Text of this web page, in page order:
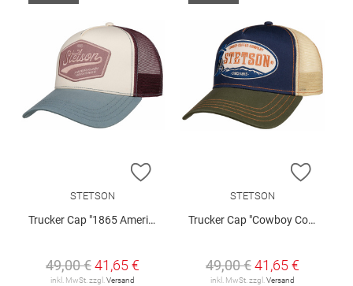
ZUR WUNSCHLISTE HINZUFÜGEN
STETSON
Trucker Cap "1865 American Heritage "
49,00 €41,65 €
inkl. MwSt. zzgl. Versand
ZUR
STETSON
Trucker Cap "Cowboy Coffee Company"
49,00 €41,65 €
inkl. MwSt. zzgl. Versand